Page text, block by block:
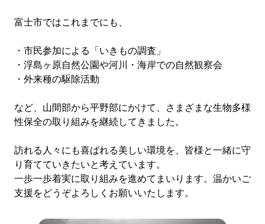
富士市ではこれまでにも、
・市民参加による「いきもの調査」
・浮島ヶ原自然公園や河川・海岸での自然観察会
・外来種の駆除活動
など、山間部から平野部にかけて、さまざまな生物多様
性保全の取り組みを継続してきました。
訪れる人々にも喜ばれる美しい環境を、皆様と一緒に守
り育てていきたいと考えています。
一歩一歩着実に取り組みを進めてまいります。温かいご
支援をどうぞよろしくお願いいたします。